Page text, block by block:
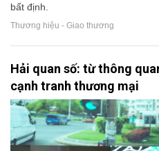
bất định.
Thương hiệu - Giao thương
Hải quan số: từ thông
cạnh tranh thương mại